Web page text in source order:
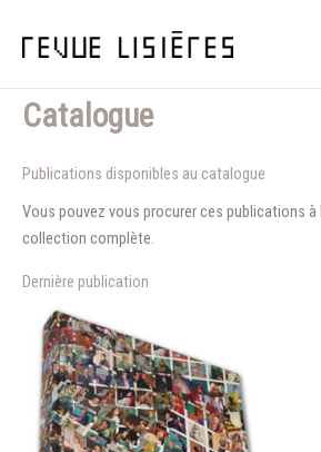
Catalogue
Publications disponibles au catalogue
Vous pouvez vous procurer ces publications à
collection complète.
Dernière publication